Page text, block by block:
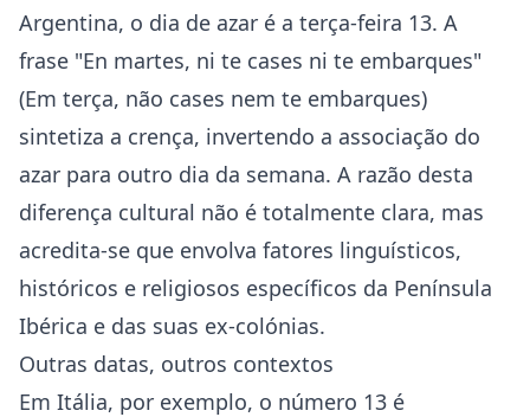
Argentina, o dia de azar é a terça-feira 13. A
frase "En martes, ni te cases ni te embarques"
(Em terça, não cases nem te embarques)
sintetiza a crença, invertendo a associação do
azar para outro dia da semana. A razão desta
diferença cultural não é totalmente clara, mas
acredita-se que envolva fatores linguísticos,
históricos e religiosos específicos da Península
Ibérica e das suas ex-colónias.
Outras datas, outros contextos
Em Itália, por exemplo, o número 13 é